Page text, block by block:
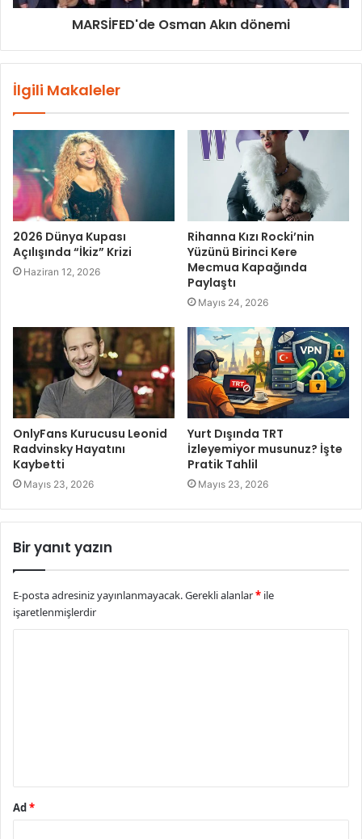
MARSİFED'de Osman Akın dönemi
İlgili Makaleler
2026 Dünya Kupası
Açılışında “İkiz” Krizi
Haziran 12, 2026
Rihanna Kızı Rocki’nin
Yüzünü Birinci Kere
Mecmua Kapağında
Paylaştı
Mayıs 24, 2026
OnlyFans Kurucusu Leonid
Radvinsky Hayatını
Kaybetti
Mayıs 23, 2026
Yurt Dışında TRT
İzleyemiyor musunuz? İşte
Pratik Tahlil
Mayıs 23, 2026
Bir yanıt yazın
E-posta adresiniz yayınlanmayacak.Gerekli alanlar* ile
işaretlenmişlerdir
Ad*